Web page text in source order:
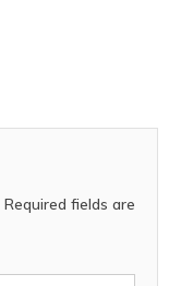
Required fields are